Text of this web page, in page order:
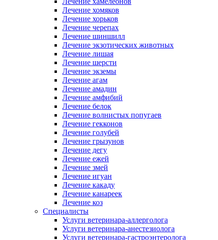
Лечение хомяков
Лечение хорьков
Лечение черепах
Лечение шиншилл
Лечение экзотических животных
Лечение лишая
Лечение шерсти
Лечение экземы
Лечение агам
Лечение амадин
Лечение амфибий
Лечение белок
Лечение волнистых попугаев
Лечение гекконов
Лечение голубей
Лечение грызунов
Лечение дегу
Лечение ежей
Лечение змей
Лечение игуан
Лечение какаду
Лечение канареек
Лечение коз
Специалисты
Услуги ветеринара-аллерголога
Услуги ветеринара-анестезиолога
Услуги ветеринара-гастроэнтеролога